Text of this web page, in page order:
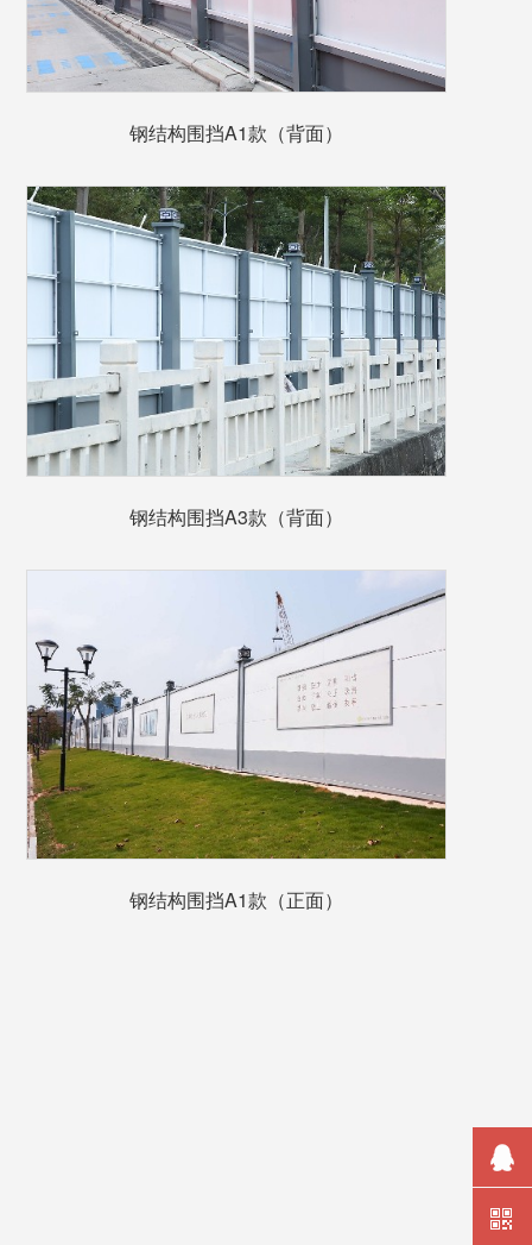
钢结构围挡A1款（背面）
钢结构围挡A3款（背面）
钢结构围挡A1款（正面）